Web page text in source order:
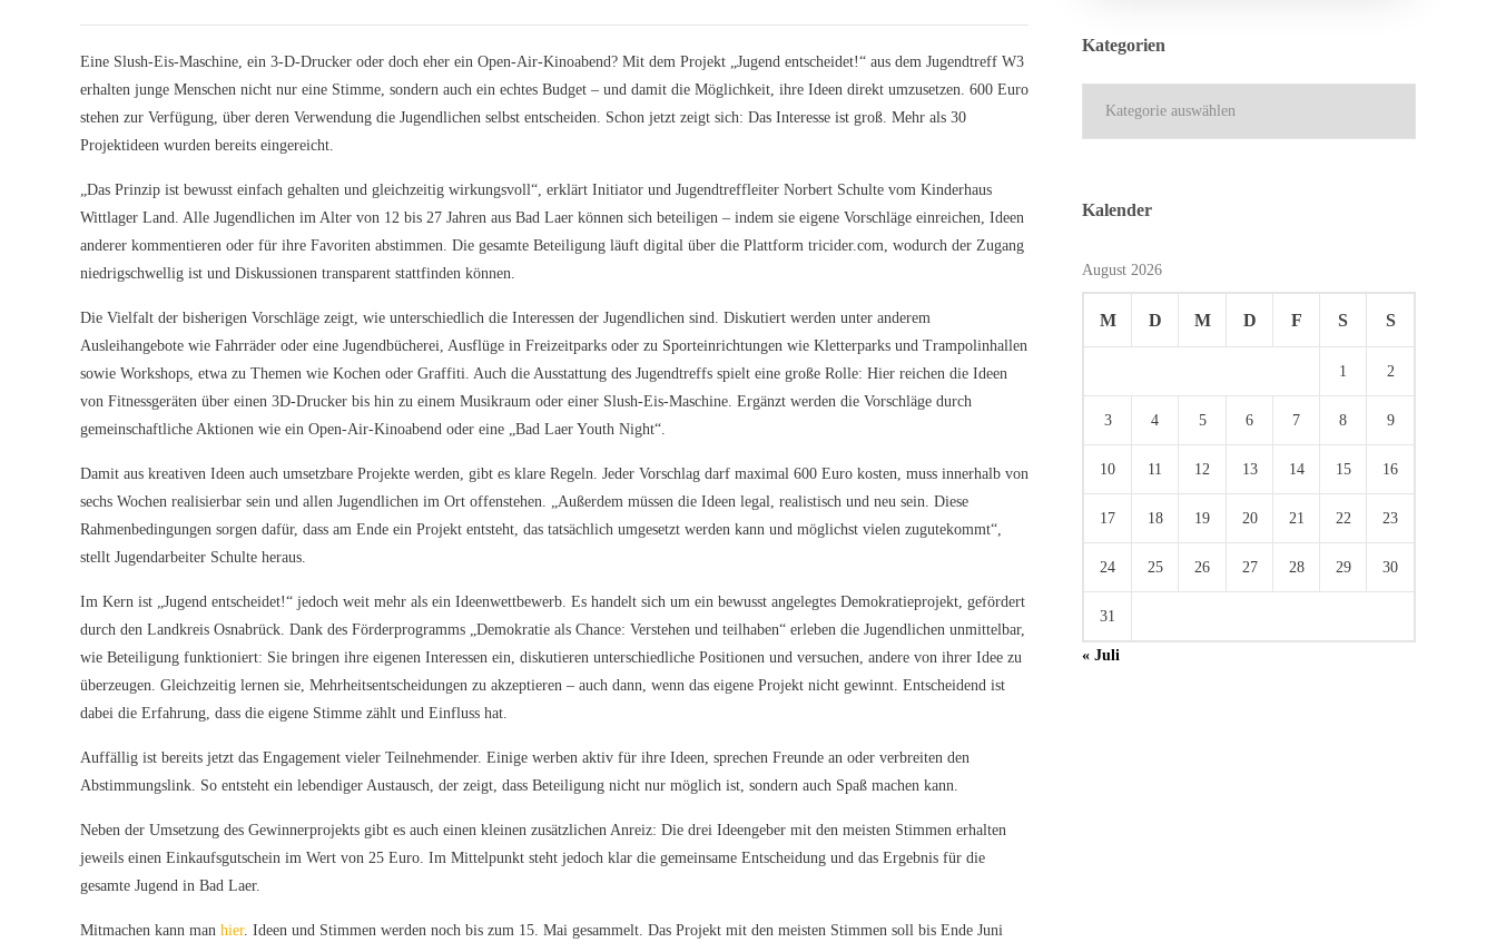
Eine Slush-Eis-Maschine, ein 3-D-Drucker oder doch eher ein Open-Air-Kinoabend? Mit dem Projekt „Jugend entscheidet!“ aus dem Jugendtreff W3
erhalten junge Menschen nicht nur eine Stimme, sondern auch ein echtes Budget – und damit die Möglichkeit, ihre Ideen direkt umzusetzen. 600 Euro
stehen zur Verfügung, über deren Verwendung die Jugendlichen selbst entscheiden. Schon jetzt zeigt sich: Das Interesse ist groß. Mehr als 30
Projektideen wurden bereits eingereicht.
„Das Prinzip ist bewusst einfach gehalten und gleichzeitig wirkungsvoll“, erklärt Initiator und Jugendtreffleiter Norbert Schulte vom Kinderhaus
Wittlager Land. Alle Jugendlichen im Alter von 12 bis 27 Jahren aus Bad Laer können sich beteiligen – indem sie eigene Vorschläge einreichen, Ideen
anderer kommentieren oder für ihre Favoriten abstimmen. Die gesamte Beteiligung läuft digital über die Plattform tricider.com, wodurch der Zugang
niedrigschwellig ist und Diskussionen transparent stattfinden können.
Die Vielfalt der bisherigen Vorschläge zeigt, wie unterschiedlich die Interessen der Jugendlichen sind. Diskutiert werden unter anderem
Ausleihangebote wie Fahrräder oder eine Jugendbücherei, Ausflüge in Freizeitparks oder zu Sporteinrichtungen wie Kletterparks und Trampolinhallen
sowie Workshops, etwa zu Themen wie Kochen oder Graffiti. Auch die Ausstattung des Jugendtreffs spielt eine große Rolle: Hier reichen die Ideen
von Fitnessgeräten über einen 3D-Drucker bis hin zu einem Musikraum oder einer Slush-Eis-Maschine. Ergänzt werden die Vorschläge durch
gemeinschaftliche Aktionen wie ein Open-Air-Kinoabend oder eine „Bad Laer Youth Night“.
Damit aus kreativen Ideen auch umsetzbare Projekte werden, gibt es klare Regeln. Jeder Vorschlag darf maximal 600 Euro kosten, muss innerhalb von
sechs Wochen realisierbar sein und allen Jugendlichen im Ort offenstehen. „Außerdem müssen die Ideen legal, realistisch und neu sein. Diese
Rahmenbedingungen sorgen dafür, dass am Ende ein Projekt entsteht, das tatsächlich umgesetzt werden kann und möglichst vielen zugutekommt“,
stellt Jugendarbeiter Schulte heraus.
Im Kern ist „Jugend entscheidet!“ jedoch weit mehr als ein Ideenwettbewerb. Es handelt sich um ein bewusst angelegtes Demokratieprojekt, gefördert
durch den Landkreis Osnabrück. Dank des Förderprogramms „Demokratie als Chance: Verstehen und teilhaben“ erleben die Jugendlichen unmittelbar,
wie Beteiligung funktioniert: Sie bringen ihre eigenen Interessen ein, diskutieren unterschiedliche Positionen und versuchen, andere von ihrer Idee zu
überzeugen. Gleichzeitig lernen sie, Mehrheitsentscheidungen zu akzeptieren – auch dann, wenn das eigene Projekt nicht gewinnt. Entscheidend ist
dabei die Erfahrung, dass die eigene Stimme zählt und Einfluss hat.
Auffällig ist bereits jetzt das Engagement vieler Teilnehmender. Einige werben aktiv für ihre Ideen, sprechen Freunde an oder verbreiten den
Abstimmungslink. So entsteht ein lebendiger Austausch, der zeigt, dass Beteiligung nicht nur möglich ist, sondern auch Spaß machen kann.
Neben der Umsetzung des Gewinnerprojekts gibt es auch einen kleinen zusätzlichen Anreiz: Die drei Ideengeber mit den meisten Stimmen erhalten
jeweils einen Einkaufsgutschein im Wert von 25 Euro. Im Mittelpunkt steht jedoch klar die gemeinsame Entscheidung und das Ergebnis für die
gesamte Jugend in Bad Laer.
Mitmachen kann man hier. Ideen und Stimmen werden noch bis zum 15. Mai gesammelt. Das Projekt mit den meisten Stimmen soll bis Ende Juni
Kategorien
Kalender
August 2026
M D M D F S S
1 2
3 4 5 6 7 8 9
10 11 12 13 14 15 16
17 18 19 20 21 22 23
24 25 26 27 28 29 30
31
« Juli